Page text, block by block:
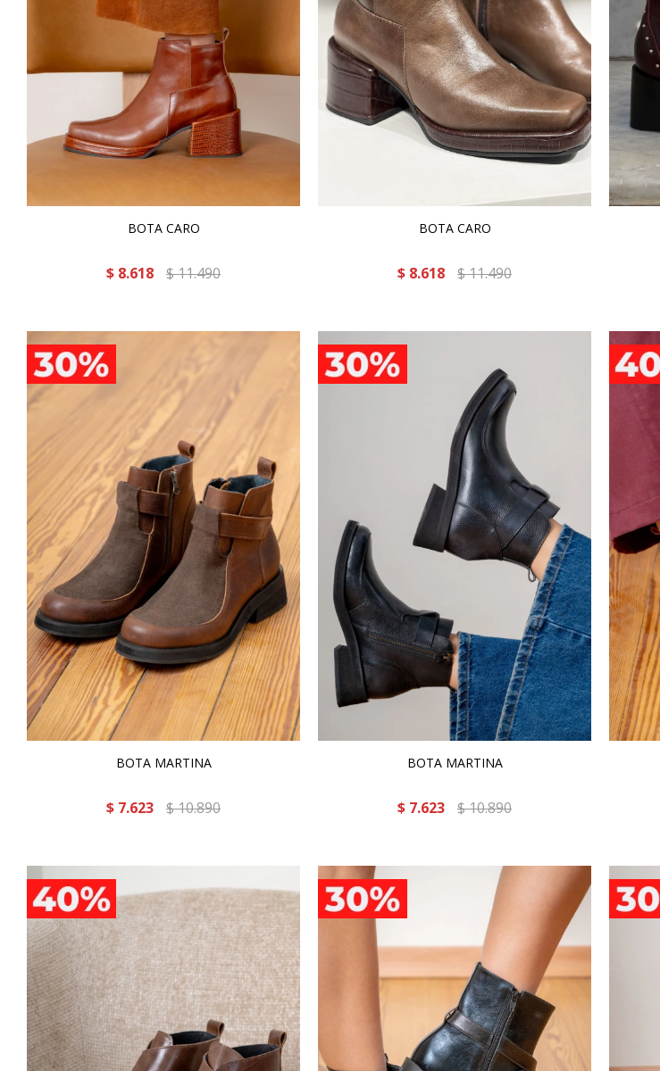
BOTA CARO
$ 8.618 $11.490
BOTA CARO
$ 8.618 $11.490
BOTA MARTINA
$ 7.623 $10.890
BOTA MARTINA
$ 7.623 $10.890